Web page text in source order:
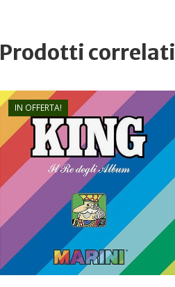
Prodotti correlati
IN OFFERTA!
€ 138,00
€55,20